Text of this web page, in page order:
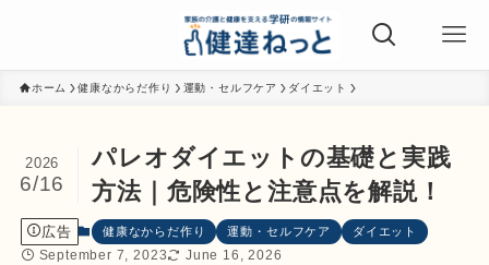
ホーム 健康なからだ作り 運動・セルフケア ダイエット
パレオダイエットの基礎と実践
方法｜危険性と注意点を解説！
2026
6/16
広告 健康なからだ作り 運動・セルフケア ダイエット
September 7, 2023 June 16, 2026